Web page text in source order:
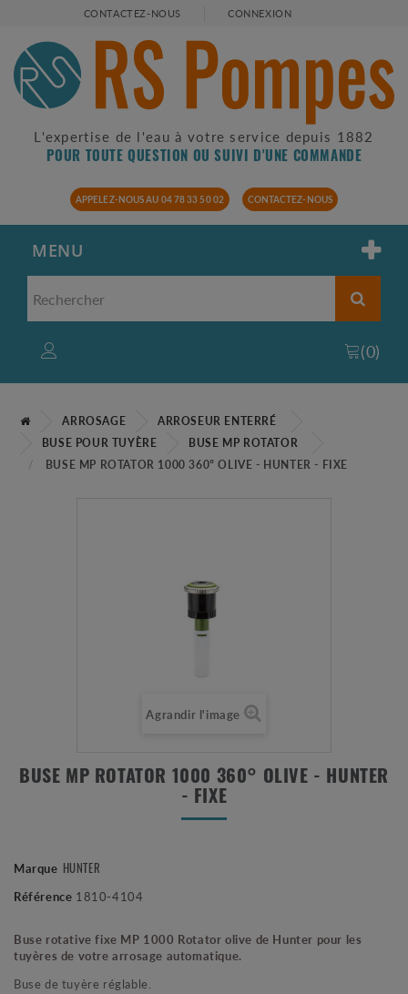
CONTACTEZ-NOUS CONNEXION
L'expertise de l'eau à votre service depuis 1882
POUR TOUTE QUESTION OU SUIVI D'UNE COMMANDE
APPELEZ-NOUS AU 04 78 33 50 02 CONTACTEZ-NOUS
MENU
(0)
ARROSAGE
ARROSEUR ENTERRÉ
BUSE POUR TUYÈRE
BUSE MP ROTATOR
BUSE MP ROTATOR 1000 360° OLIVE - HUNTER - FIXE
Agrandir l'image
BUSE MP ROTATOR 1000 360° OLIVE - HUNTER
- FIXE
Marque HUNTER
Référence 1810-4104
Buse rotative fixe MP 1000 Rotator olive de Hunter pour les
tuyères de votre arrosage automatique.
Buse de tuyère réglable.